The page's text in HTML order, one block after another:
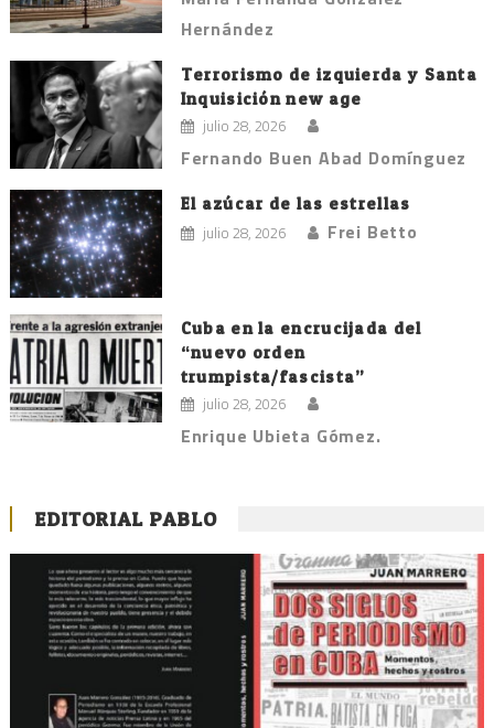
Hernández
Terrorismo de izquierda y Santa
Inquisición new age
julio 28, 2026
Fernando Buen Abad Domínguez
El azúcar de las estrellas
julio 28, 2026 Frei Betto
Cuba en la encrucijada del
“nuevo orden
trumpista/fascista”
julio 28, 2026
Enrique Ubieta Gómez.
EDITORIAL PABLO